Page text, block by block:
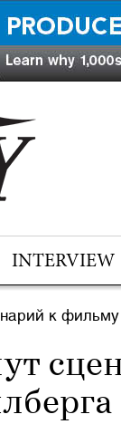
INTERVIEW
к